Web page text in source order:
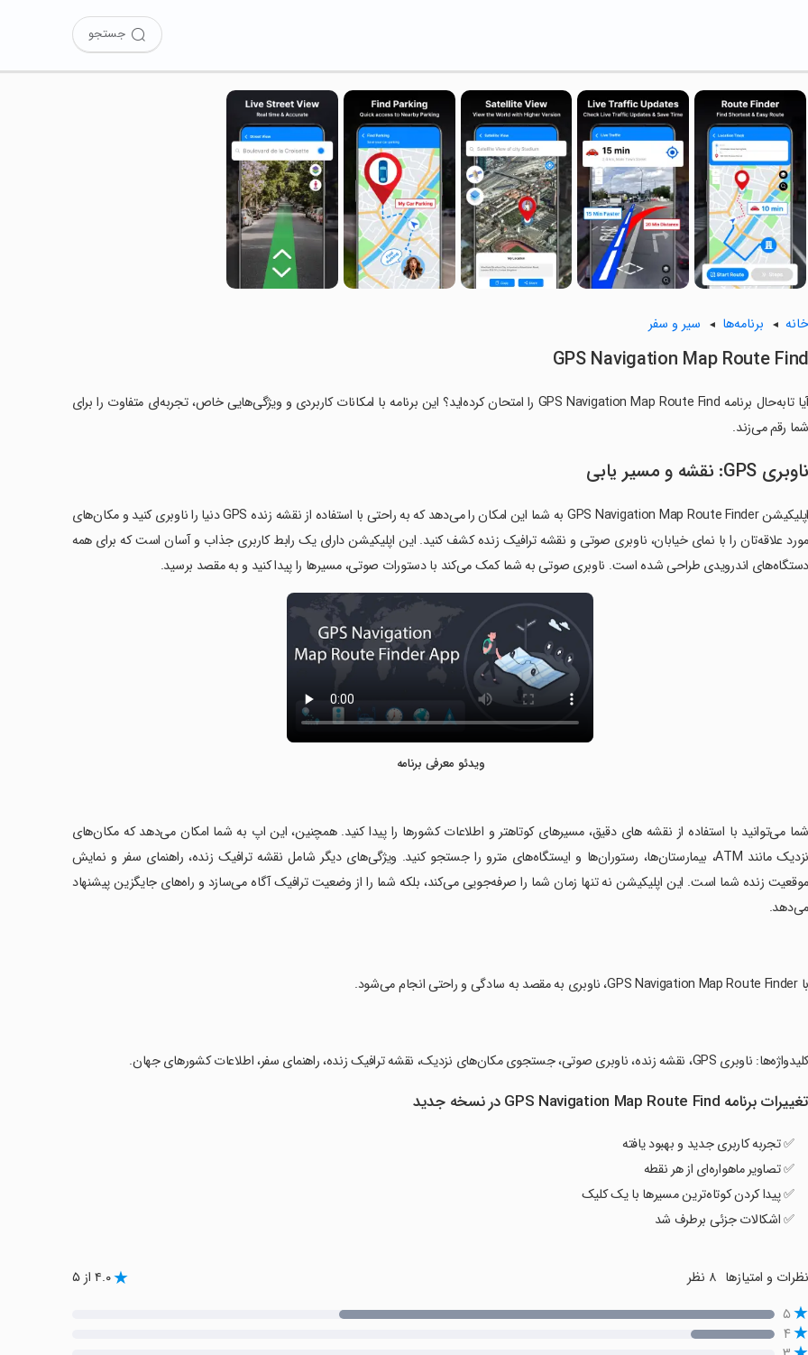
جستجو
خانه برنامه‌ها سیر و سفر
GPS Navigation Map Route Find
آیا تابه‌حال برنامه GPS Navigation Map Route Find را امتحان کرده‌اید؟ این برنامه با امکانات کاربردی و ویژگی‌هایی خاص، تجربه‌ای متفاوت را برای
شما رقم می‌زند.
ناوبری GPS: نقشه و مسیر یابی
اپلیکیشن GPS Navigation Map Route Finder به شما این امکان را می‌دهد که به راحتی با استفاده از نقشه زنده GPS دنیا را ناوبری کنید و مکان‌های
مورد علاقه‌تان را با نمای خیابان، ناوبری صوتی و نقشه ترافیک زنده کشف کنید. این اپلیکیشن دارای یک رابط کاربری جذاب و آسان است که برای همه
دستگاه‌های اندرویدی طراحی شده است. ناوبری صوتی به شما کمک می‌کند با دستورات صوتی، مسیرها را پیدا کنید و به مقصد برسید.
ویدئو معرفی برنامه
‏شما می‌توانید با استفاده از نقشه‌ های دقیق، مسیرهای کوتاهتر و اطلاعات کشورها را پیدا کنید. همچنین، این اپ به شما امکان می‌دهد که مکان‌های
نزدیک مانند ATM، بیمارستان‌ها، رستوران‌ها و ایستگاه‌های مترو را جستجو کنید. ویژگی‌های دیگر شامل نقشه ترافیک زنده، راهنمای سفر و نمایش
موقعیت زنده شما است. این اپلیکیشن نه تنها زمان شما را صرفه‌جویی می‌کند، بلکه شما را از وضعیت ترافیک آگاه می‌سازد و راه‌های جایگزین پیشنهاد
می‌دهد.
‏با GPS Navigation Map Route Finder، ناوبری به مقصد به سادگی و راحتی انجام می‌شود.
‏کلیدواژه‌ها: ناوبری GPS، نقشه زنده، ناوبری صوتی، جستجوی مکان‌های نزدیک، نقشه ترافیک زنده، راهنمای سفر، اطلاعات کشورهای جهان.
تغییرات برنامه GPS Navigation Map Route Find در نسخه جدید
✅ تجربه کاربری جدید و بهبود یافته
✅ تصاویر ماهواره‌ای از هر نقطه
✅ پیدا کردن کوتاه‌ترین مسیرها با یک کلیک
✅ اشکالات جزئی برطرف شد
نظرات و امتیازها ۴.۰ از ۵
۵
۴